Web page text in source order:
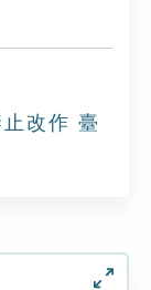
改作 臺